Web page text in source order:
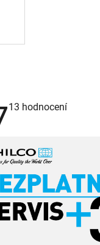
Průměrné
z
5
hvězdiček.
13 hodnocení